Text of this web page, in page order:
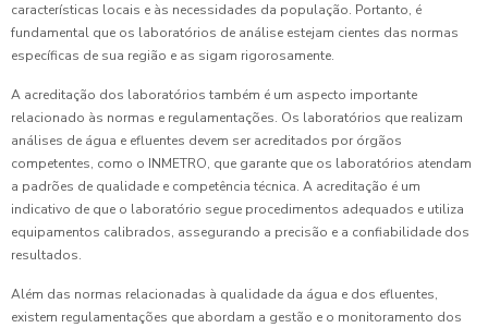
características locais e às necessidades da população. Portanto, é
fundamental que os laboratórios de análise estejam cientes das normas
específicas de sua região e as sigam rigorosamente.
A acreditação dos laboratórios também é um aspecto importante
relacionado às normas e regulamentações. Os laboratórios que realizam
análises de água e efluentes devem ser acreditados por órgãos
competentes, como o INMETRO, que garante que os laboratórios atendam
a padrões de qualidade e competência técnica. A acreditação é um
indicativo de que o laboratório segue procedimentos adequados e utiliza
equipamentos calibrados, assegurando a precisão e a confiabilidade dos
resultados.
Além das normas relacionadas à qualidade da água e dos efluentes,
existem regulamentações que abordam a gestão e o monitoramento dos